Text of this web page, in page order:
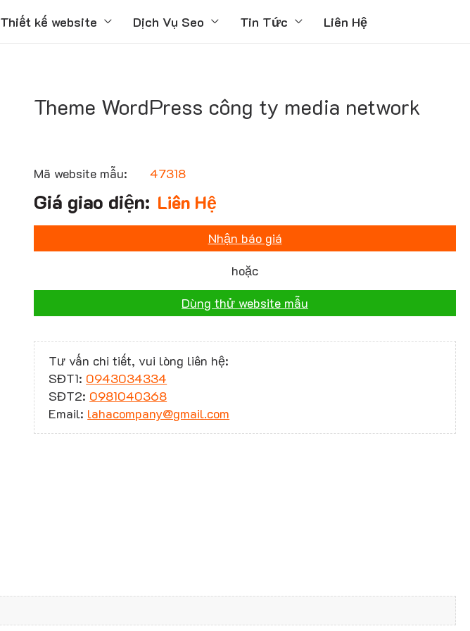
Thiết kế website Dịch Vụ Seo Tin Tức Liên Hệ
Theme WordPress công ty media network
Mã website mẫu: 47318
Liên Hệ
Nhận báo giá
hoặc
Dùng thử website mẫu
Tư vấn chi tiết, vui lòng liên hệ:
SĐT1: 0943034334
SĐT2: 0981040368
Email: lahacompany@gmail.com